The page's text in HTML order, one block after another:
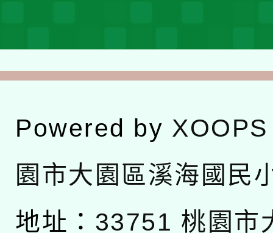
Powered by XOOPS
園市大園區溪海國民
地址： 33751 桃園市